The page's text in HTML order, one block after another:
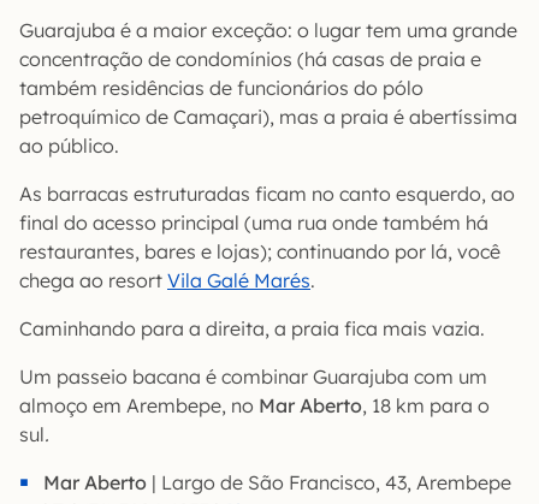
Guarajuba é a maior exceção: o lugar tem uma grande
concentração de condomínios (há casas de praia e
também residências de funcionários do pólo
petroquímico de Camaçari), mas a praia é abertíssima
ao público.
As barracas estruturadas ficam no canto esquerdo, ao
final do acesso principal (uma rua onde também há
restaurantes, bares e lojas); continuando por lá, você
chega ao resort Vila Galé Marés.
Caminhando para a direita, a praia fica mais vazia.
Um passeio bacana é combinar Guarajuba com um
almoço em Arembepe, no Mar Aberto, 18 km para o
sul.
Mar Aberto | Largo de São Francisco, 43, Arembepe